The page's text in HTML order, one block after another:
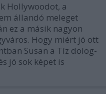
Hollywoodot, a
állandó meleget
ez a másik nagyon
Hogy miért jó ott
Susan a Tíz dolog-
jó sok képet is